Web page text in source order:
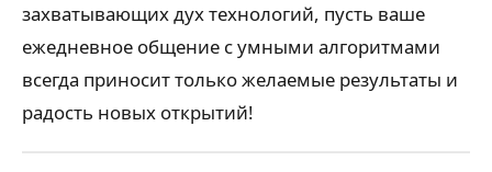
захватывающих дух технологий, пусть ваше
ежедневное общение с умными алгоритмами
всегда приносит только желаемые результаты и
радость новых открытий!